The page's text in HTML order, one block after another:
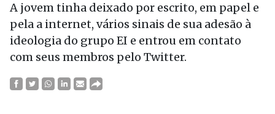
A jovem tinha deixado por escrito, em papel e
pela a internet, vários sinais de sua adesão à
ideologia do grupo EI e entrou em contato
com seus membros pelo Twitter.